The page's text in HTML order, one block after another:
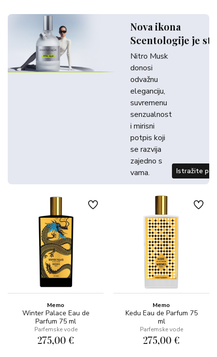
Nova ikona
Scentologije je
Nitro Musk
donosi
odvažnu
eleganciju,
suvremenu
senzualnost
i mirisni
potpis koji
se razvija
zajedno s
vama.
Istražite
Memo
Winter Palace Eau de
Parfum 75 ml
Parfemske vode
275,00 €
Memo
Kedu Eau de Parfum 75
ml
Parfemske vode
275,00 €